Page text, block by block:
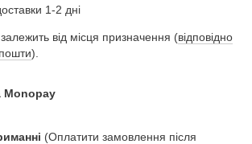
1-2 дні
залежить від місця призначення (відповідно
).
Monopay
(Оплатити замовлення після